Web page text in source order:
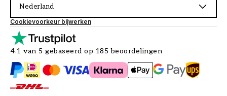
Nederland
Cookievoorkeur bijwerken
4.1 van 5 gebaseerd op 185 beoordelingen